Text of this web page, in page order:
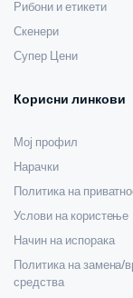
Рибони и етикети
Скенери
Супер Цени
Корисни линкови
Мој профил
Нарачки
Политика на
Услови на користење
Начин на испорака
Политика на замена/
средства